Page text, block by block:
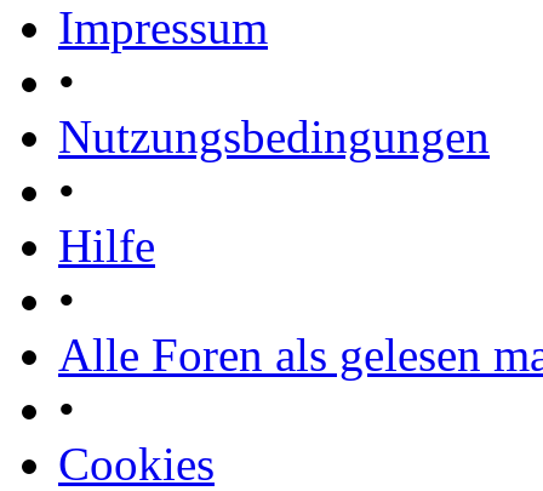
Impressum
•
Nutzungsbedingungen
•
Hilfe
•
Alle Foren als gelesen
•
Cookies